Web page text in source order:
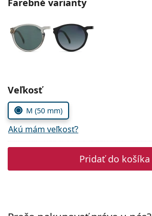
Persol
Prada
Všetky značky
Zvoľte parametre
Veľkosť
M (50 mm)
Akú mám veľkosť?
Pridať do košíka